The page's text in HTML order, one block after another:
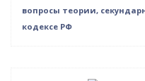
вопросы теории,
кодексе РФ